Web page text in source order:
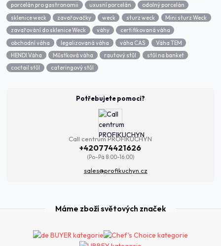
porcelán pro gastronomii
uxusní porcelán
odolný porcelán
sklenice weck
zavařovačky weck sturz weck
Mini sturz Weck
zavařování do sklenice Weck
váhy
certifikovaná váha
obchodní váha
legalizovaná váha váha CAS
Váha TEM
HENDI Váha
Můstková váha rautový stůl
stůl na banket
coctail stůl
cateringový stůl
Potřebujete pomoci?
Call centrum PROFIKUCHYN
+420774421626
(Po-Pá 8:00-16:00)
sales@profikuchyn.cz
Máme zboží světových značek